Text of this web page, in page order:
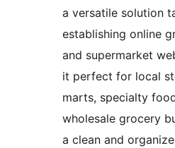
a versatile solution
establishing online
and supermarket
it perfect for local
marts, specialty
wholesale grocery
a clean and